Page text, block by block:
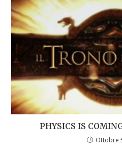
PHYSICS IS
Ottobre